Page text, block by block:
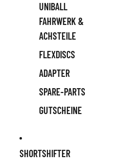
UNIBALL
FAHRWERK &
ACHSTEILE
FLEXDISCS
ADAPTER
SPARE-PARTS
GUTSCHEINE
SHORTSHIFTER